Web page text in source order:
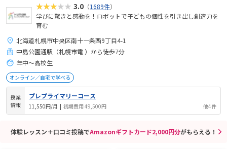
★★★★★ 3.0 （1689件）
学びに驚きと感動を！ロボットで子どもの個性を引き出し創造力を
育む
北海道札幌市中央区南十一条西9丁目4-1
中島公園通駅（札幌市電 ）から徒歩7分
年中～高校生
オンライン／自宅で学べる
授業
情報
プレプライマリーコース
11,550円/月 | 初期費用 49,500円 他4件
体験レッスン＋口コミ投稿でAmazonギフトカード2,000円分がもらえる！